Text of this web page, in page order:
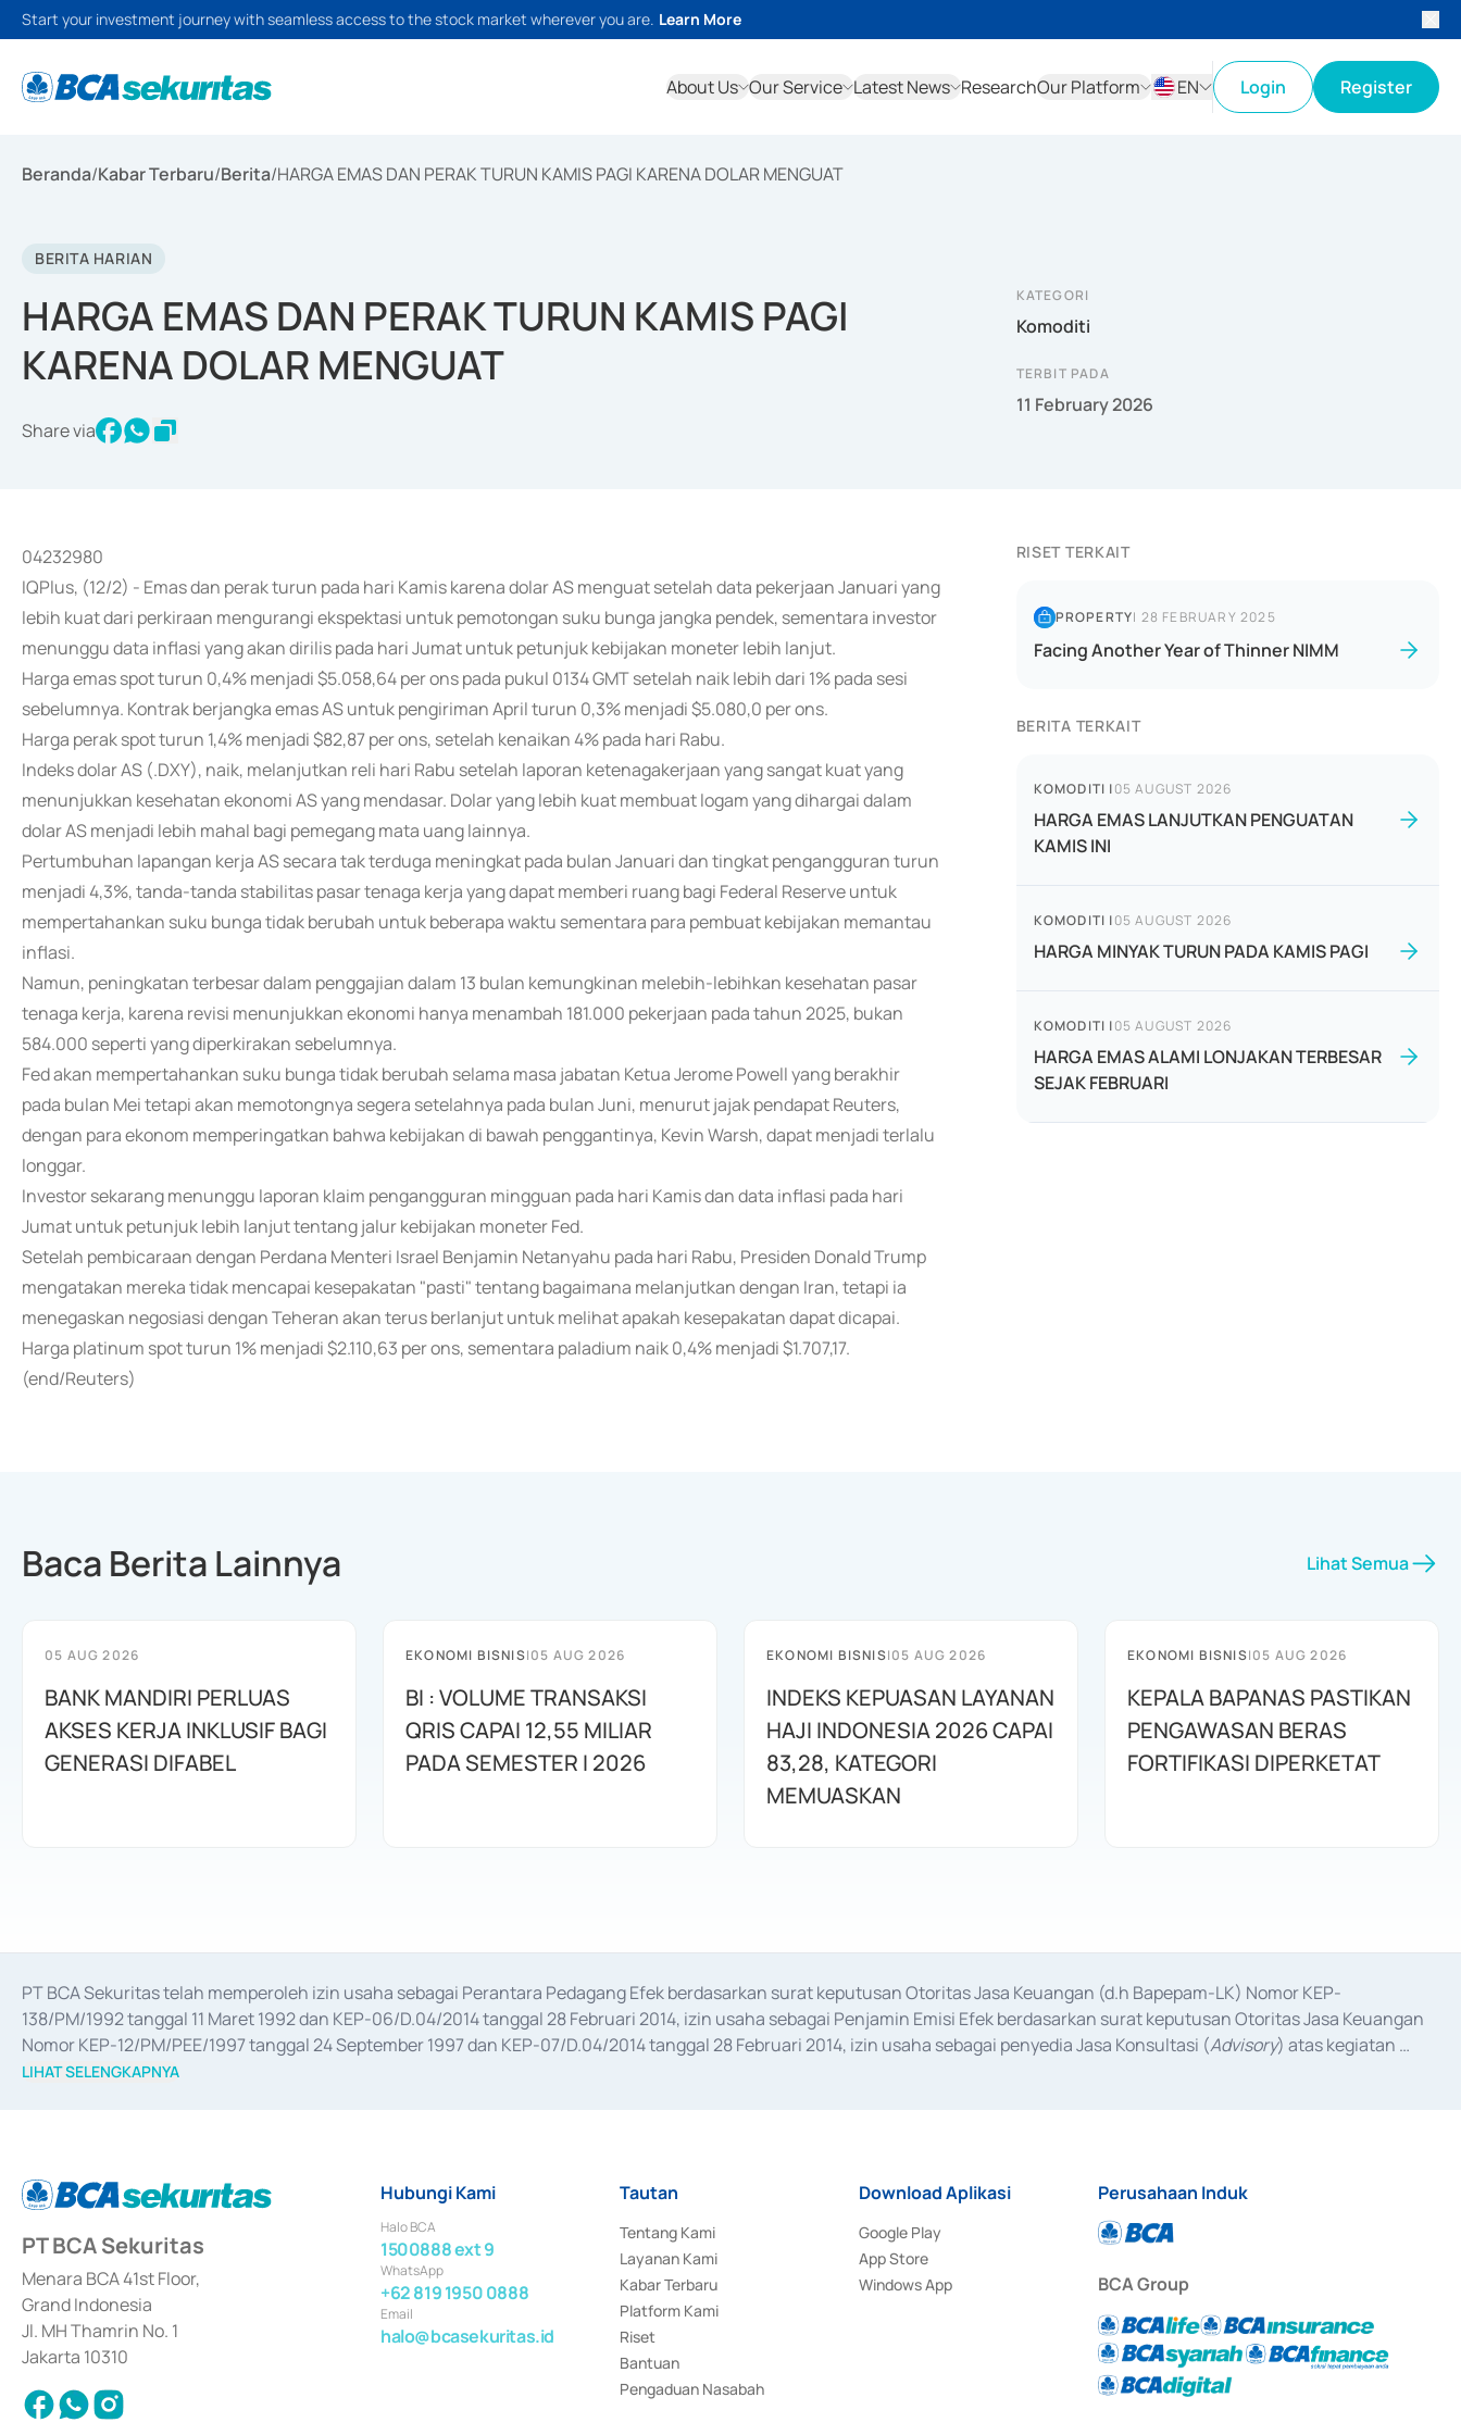
Start your investment journey with seamless access to the stock market wherever you are. Learn More
About Us Our Service Latest News ResearchOur Platform
EN
Login Register
Beranda/Kabar Terbaru/Berita/HARGA EMAS DAN PERAK TURUN KAMIS PAGI KARENA DOLAR MENGUAT
BERITA HARIAN
HARGA EMAS DAN PERAK TURUN KAMIS PAGI
KARENA DOLAR MENGUAT
Share via
KATEGORI
Komoditi
TERBIT PADA
11 February 2026
04232980
IQPlus, (12/2) - Emas dan perak turun pada hari Kamis karena dolar AS menguat setelah data pekerjaan Januari yang
lebih kuat dari perkiraan mengurangi ekspektasi untuk pemotongan suku bunga jangka pendek, sementara investor
menunggu data inflasi yang akan dirilis pada hari Jumat untuk petunjuk kebijakan moneter lebih lanjut.
Harga emas spot turun 0,4% menjadi $5.058,64 per ons pada pukul 0134 GMT setelah naik lebih dari 1% pada sesi
sebelumnya. Kontrak berjangka emas AS untuk pengiriman April turun 0,3% menjadi $5.080,0 per ons.
Harga perak spot turun 1,4% menjadi $82,87 per ons, setelah kenaikan 4% pada hari Rabu.
Indeks dolar AS (.DXY), naik, melanjutkan reli hari Rabu setelah laporan ketenagakerjaan yang sangat kuat yang
menunjukkan kesehatan ekonomi AS yang mendasar. Dolar yang lebih kuat membuat logam yang dihargai dalam
dolar AS menjadi lebih mahal bagi pemegang mata uang lainnya.
Pertumbuhan lapangan kerja AS secara tak terduga meningkat pada bulan Januari dan tingkat pengangguran turun
menjadi 4,3%, tanda-tanda stabilitas pasar tenaga kerja yang dapat memberi ruang bagi Federal Reserve untuk
mempertahankan suku bunga tidak berubah untuk beberapa waktu sementara para pembuat kebijakan memantau
inflasi.
Namun, peningkatan terbesar dalam penggajian dalam 13 bulan kemungkinan melebih-lebihkan kesehatan pasar
tenaga kerja, karena revisi menunjukkan ekonomi hanya menambah 181.000 pekerjaan pada tahun 2025, bukan
584.000 seperti yang diperkirakan sebelumnya.
Fed akan mempertahankan suku bunga tidak berubah selama masa jabatan Ketua Jerome Powell yang berakhir
pada bulan Mei tetapi akan memotongnya segera setelahnya pada bulan Juni, menurut jajak pendapat Reuters,
dengan para ekonom memperingatkan bahwa kebijakan di bawah penggantinya, Kevin Warsh, dapat menjadi terlalu
longgar.
Investor sekarang menunggu laporan klaim pengangguran mingguan pada hari Kamis dan data inflasi pada hari
Jumat untuk petunjuk lebih lanjut tentang jalur kebijakan moneter Fed.
Setelah pembicaraan dengan Perdana Menteri Israel Benjamin Netanyahu pada hari Rabu, Presiden Donald Trump
mengatakan mereka tidak mencapai kesepakatan "pasti" tentang bagaimana melanjutkan dengan Iran, tetapi ia
menegaskan negosiasi dengan Teheran akan terus berlanjut untuk melihat apakah kesepakatan dapat dicapai.
Harga platinum spot turun 1% menjadi $2.110,63 per ons, sementara paladium naik 0,4% menjadi $1.707,17.
(end/Reuters)
RISET TERKAIT
PROPERTY| 28 FEBRUARY 2025
Facing Another Year of Thinner NIMM
BERITA TERKAIT
KOMODITI |05 AUGUST 2026
HARGA EMAS LANJUTKAN PENGUATAN
KAMIS INI
KOMODITI |05 AUGUST 2026
HARGA MINYAK TURUN PADA KAMIS PAGI
KOMODITI |05 AUGUST 2026
HARGA EMAS ALAMI LONJAKAN TERBESAR
SEJAK FEBRUARI
Baca Berita Lainnya Lihat Semua
05 AUG 2026
BANK MANDIRI PERLUAS
AKSES KERJA INKLUSIF BAGI
GENERASI DIFABEL
EKONOMI BISNIS|05 AUG 2026
BI : VOLUME TRANSAKSI
QRIS CAPAI 12,55 MILIAR
PADA SEMESTER I 2026
EKONOMI BISNIS|05 AUG 2026
INDEKS KEPUASAN LAYANAN
HAJI INDONESIA 2026 CAPAI
83,28, KATEGORI
MEMUASKAN
EKONOMI BISNIS|05 AUG 2026
KEPALA BAPANAS PASTIKAN
PENGAWASAN BERAS
FORTIFIKASI DIPERKETAT
PT BCA Sekuritas telah memperoleh izin usaha sebagai Perantara Pedagang Efek berdasarkan surat keputusan Otoritas Jasa Keuangan (d.h Bapepam-LK) Nomor KEP-
138/PM/1992 tanggal 11 Maret 1992 dan KEP-06/D.04/2014 tanggal 28 Februari 2014, izin usaha sebagai Penjamin Emisi Efek berdasarkan surat keputusan Otoritas Jasa Keuangan
Nomor KEP-12/PM/PEE/1997 tanggal 24 September 1997 dan KEP-07/D.04/2014 tanggal 28 Februari 2014, izin usaha sebagai penyedia Jasa Konsultasi (Advisory) atas kegiatan
merger, akuisisi, divestasi, dan
LIHAT SELENGKAPNYA
PT BCA Sekuritas
Menara BCA 41st Floor,
Grand Indonesia
Jl. MH Thamrin No. 1
Jakarta 10310
Hubungi Kami
Halo BCA
1500888 ext 9
WhatsApp
+62 819 1950 0888
Email
halo@bcasekuritas.id
Tautan
Tentang Kami
Layanan Kami
Kabar Terbaru
Platform Kami
Riset
Bantuan
Pengaduan Nasabah
Download Aplikasi
Google Play
App Store
Windows App
Perusahaan Induk
BCA Group